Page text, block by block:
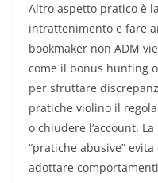
Altro aspetto pratico è
intrattenimento e fare
bookmaker non ADM
come il bonus hunting
per sfruttare
pratiche violino il
o chiudere l’account.
“pratiche abusive”
adottare